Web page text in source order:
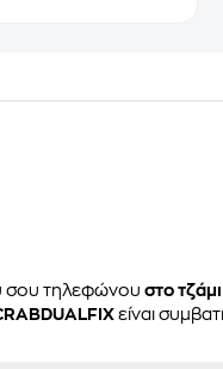
σου τηλεφώνου στo τζάμι
είναι